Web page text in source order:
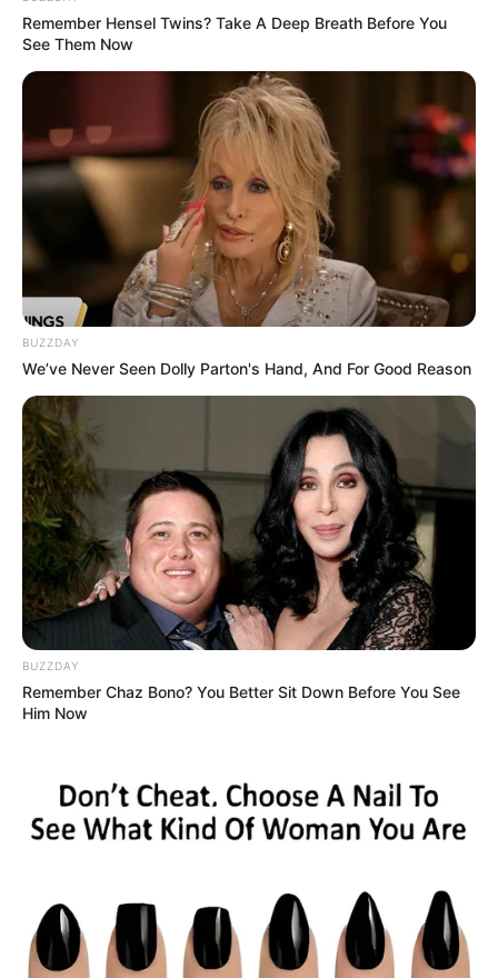
ΠΑΡΑΚΑΤΩ
προχωρήσει η διαδικασία με το DONATE, ΔΕΝ
διατηρήσει τα στοιχεία σας)…ΕΑΝ ΚΑΠΟΙΟΙ ΔΕΝ
ΘΕΛΕΤΕ ΝΑ ΔΩΣΕΤΕ ΣΤΟΙΧΕΙΑ ΤΗΣ ΚΑΡΤΑΣ
ΣΑΣ ΣΤΟ ΔΙΑΔΙΚΤΥΟ, Η ΑΠΛΑ ΔΕΝ ΤΑ
ΚΑΤΑΦΕΡΝΕΤΕ ΜΕ ΑΥΤΑ, ΜΠΟΡΕΙΤΕ ΝΑ ΜΟΥ
ΚΑΤΑΘΕΣΕΤΕ ΣΕ ΛΟΓΑΡΙΑΣΜΟ ΣΤΗΝ ΕΘΝΙΚΗ
ΜΕ IBAN GR9501104880000048834149733
(ΣΤΟ ΟΝΟΜΑ ΕΥΤΥΧΙΑ ΝΙΚΑ) ΓΡΑΦΟΝΤΑΣ ΩΣ
ΔΙΚΑΙΟΛΟΓΙΑ “ΔΩΡΕΑ” ΚΑΙ ΑΝ ΘΕΛΕΤΕ ΚΑΙ ΤΟ
ΟΝΟΜΑ ΣΑΣ ΓΙΑ ΝΑ ΜΠΟΡΩ ΝΑ ΞΕΡΩ ΠΟΙΟΙ ΜΕ
ΒΟΗΘΑΤΕ
ΥΠΟΣΤΗΡΙΞΤΕ ΤΟΝ ΑΓΩΝΑ ΜΑΣ
Επισκεφτείτετο κανάλι μου στο youtubeαν
ψάχνετε πραγματικά να βρείτε την αλήθεια… Η
Ενημέρωση που δεν θα ακούσετε ποτέ από τα
κυρίαρχα ΜΜΕ… Υποστηρίξτε αυτόν τον αγώνα με
την εγγραφή, τα κόσμια σχόλια και τα λάικ σας…
FACEBOOK ΑΡΈΣΕΙ
YOUTUBE ΕΓΓΡΑΦΕΊΤΕ
EMAIL ΑΚΟΛΟΥΘΉΣΤΕ
Remember Hensel Twins? Take A Deep Breath Before You
See Them Now
BUZZDAY
We’ve Never Seen Dolly Parton's Hand, And For Good Reason
BUZZDAY
Remember Chaz Bono? You Better Sit Down Before You See
Him Now